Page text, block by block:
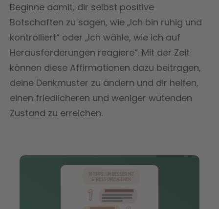
Beginne damit, dir selbst positive
Botschaften zu sagen, wie „Ich bin ruhig und
kontrolliert“ oder „Ich wähle, wie ich auf
Herausforderungen reagiere“. Mit der Zeit
können diese Affirmationen dazu beitragen,
deine Denkmuster zu ändern und dir helfen,
einen friedlicheren und weniger wütenden
Zustand zu erreichen.